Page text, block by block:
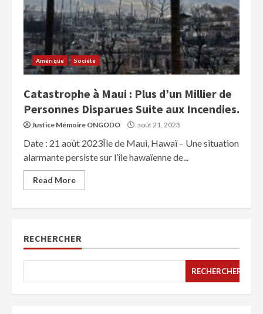
Amérique Société
Catastrophe à Maui : Plus d’un Millier de
Personnes Disparues Suite aux Incendies.
Justice Mémoire ONGODO août 21, 2023
Date : 21 août 2023Île de Maui, Hawaï – Une situation
alarmante persiste sur l’île hawaïenne de...
Read More
RECHERCHER
RECHERCHER